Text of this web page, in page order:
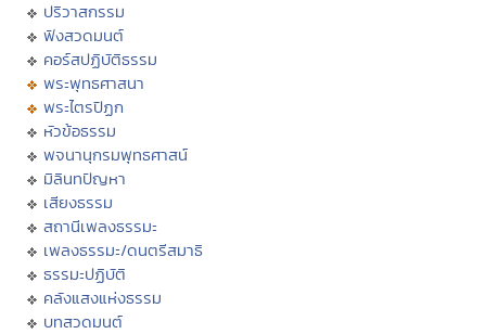
ปริวาสกรรม
ฟังสวดมนต์
คอร์สปฏิบัติธรรม
พระพุทธศาสนา
พระไตรปิฏก
หัวข้อธรรม
พจนานุกรมพุทธศาสน์
มิลินทปัญหา
เสียงธรรม
สถานีเพลงธรรมะ
เพลงธรรมะ/ดนตรีสมาธิ
ธรรมะปฏิบัติ
คลังแสงแห่งธรรม
บทสวดมนต์